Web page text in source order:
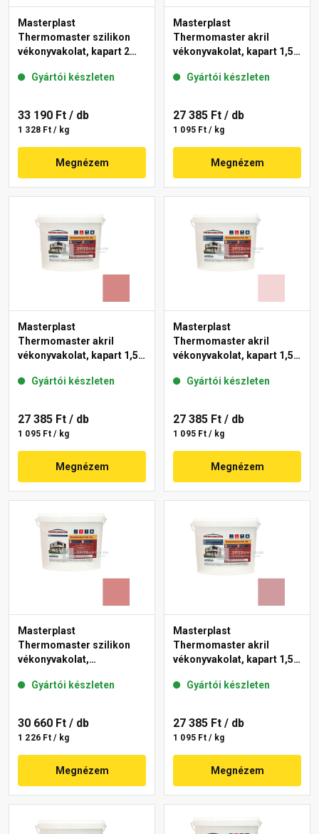
Masterplast
Thermomaster szilikon
vékonyvakolat, kapart 2
Gyártói készleten
33 190 Ft / db
1 328 Ft / kg
Megnézem
Masterplast
Thermomaster akril
vékonyvakolat, kapart 1,5
Gyártói készleten
27 385 Ft / db
1 095 Ft / kg
Megnézem
Masterplast
Thermomaster akril
vékonyvakolat, kapart 1,5
Gyártói készleten
27 385 Ft / db
1 095 Ft / kg
Megnézem
Masterplast
Thermomaster akril
vékonyvakolat, kapart 1,5
Gyártói készleten
27 385 Ft / db
1 095 Ft / kg
Megnézem
Masterplast
Thermomaster szilikon
vékonyvakolat,
21-D 25 kg
Gyártói készleten
30 660 Ft / db
1 226 Ft / kg
Megnézem
Masterplast
Thermomaster akril
vékonyvakolat, kapart 1,5
Gyártói készleten
27 385 Ft / db
1 095 Ft / kg
Megnézem